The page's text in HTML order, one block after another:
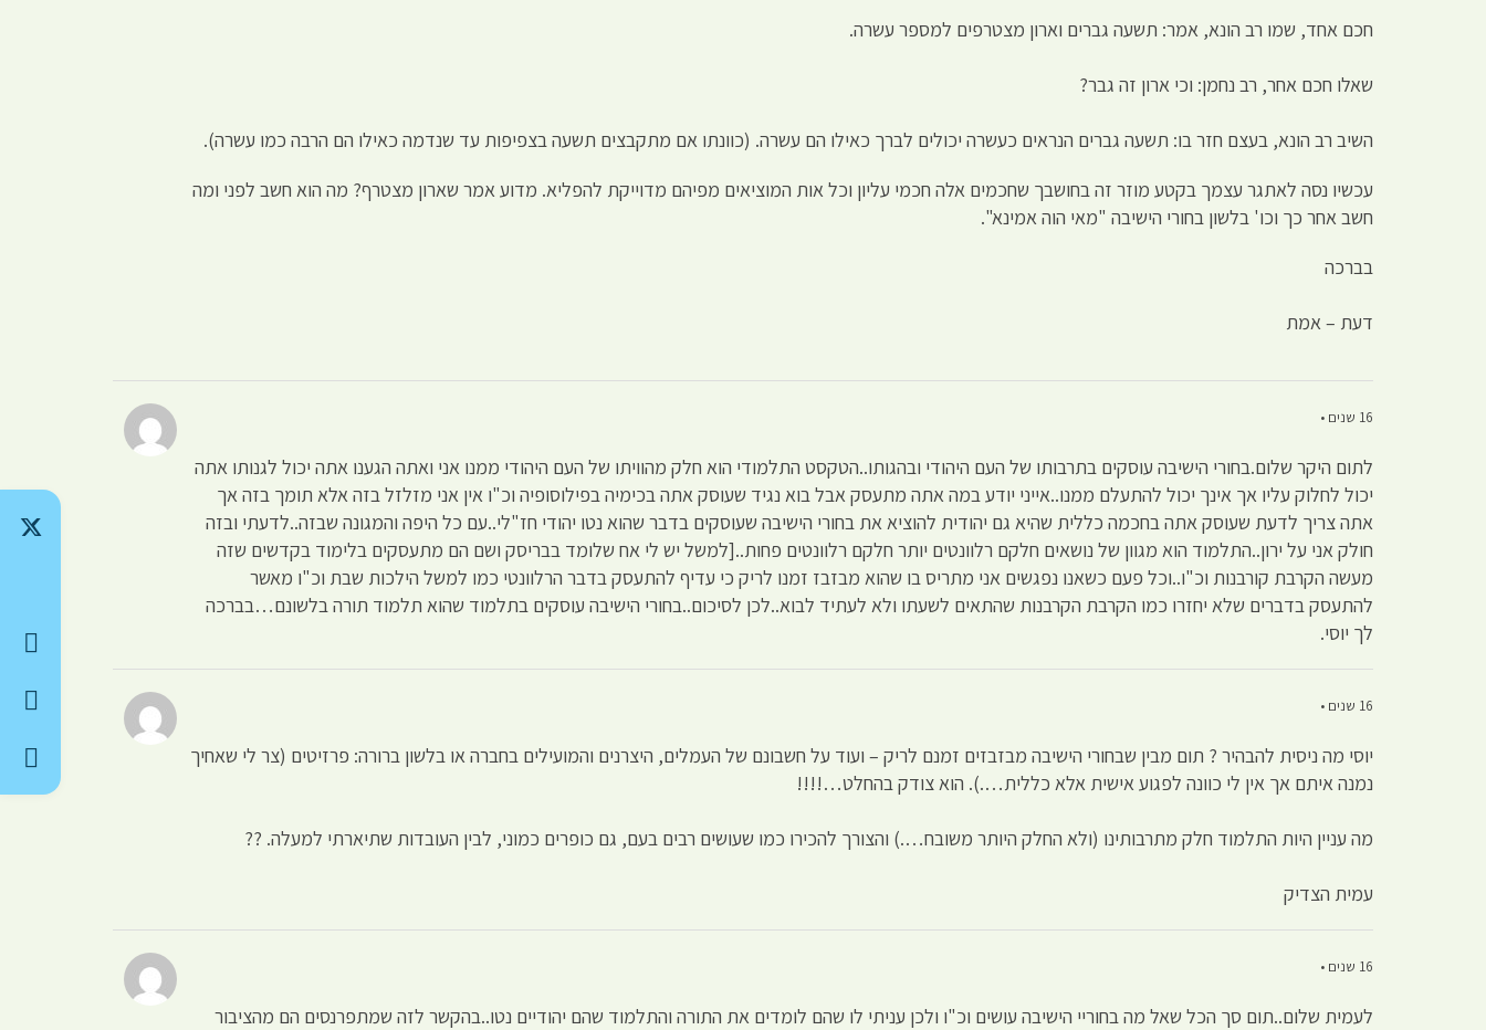
חכם אחד, שמו רב הונא, אמר: תשעה גברים וארון מצטרפים למספר עשרה.
שאלו חכם אחר, רב נחמן: וכי ארון זה גבר?
השיב רב הונא, בעצם חזר בו: תשעה גברים הנראים כעשרה יכולים לברך כאילו הם עשרה. (כוונתו אם מתקבצים תשעה בצפיפות עד שנדמה כאילו הם הרבה כמו עשרה).
עכשיו נסה לאתגר עצמך בקטע מוזר זה בחושבך שחכמים אלה חכמי עליון וכל אות המוציאים מפיהם מדוייקת להפליא. מדוע אמר שארון מצטרף? מה הוא חשב לפני ומה
חשב אחר כך וכו' בלשון בחורי הישיבה "מאי הוה אמינא".
בברכה
דעת – אמת
16 שנים •
לתום היקר שלום.בחורי הישיבה עוסקים בתרבותו של העם היהודי ובהגותו..הטקסט התלמודי הוא חלק מהוויתו של העם היהודי ממנו אני ואתה הגענו אתה יכול לגנותו אתה
יכול לחלוק עליו אך אינך יכול להתעלם ממנו..אייני יודע במה אתה מתעסק אבל בוא נגיד שעוסק אתה בכימיה בפילוסופיה וכ"ו אין אני מזלזל בזה אלא תומך בזה אך
אתה צריך לדעת שעוסק אתה בחכמה כללית שהיא גם יהודית להוציא את בחורי הישיבה שעוסקים בדבר שהוא נטו יהודי חז"לי..עם כל היפה והמגונה שבזה..לדעתי ובזה
חולק אני על ירון..התלמוד הוא מגוון של נושאים חלקם רלוונטים יותר חלקם רלוונטים פחות..[למשל יש לי אח שלומד בבריסק ושם הם מתעסקים בלימוד בקדשים שזה
מעשה הקרבת קורבנות וכ"ו..וכל פעם כשאנו נפגשים אני מתריס בו שהוא מבזבז זמנו לריק כי עדיף להתעסק בדבר הרלוונטי כמו למשל הילכות שבת וכ"ו מאשר
להתעסק בדברים שלא יחזרו כמו הקרבת הקרבנות שהתאים לשעתו ולא לעתיד לבוא..לכן לסיכום..בחורי הישיבה עוסקים בתלמוד שהוא תלמוד תורה בלשונם…בברכה
לך יוסי.
16 שנים •
יוסי מה ניסית להבהיר ? תום מבין שבחורי הישיבה מבזבזים זמנם לריק – ועוד על חשבונם של העמלים, היצרנים והמועילים בחברה או בלשון ברורה: פרזיטים (צר לי שאחיך
נמנה איתם אך אין לי כוונה לפגוע אישית אלא כללית….). הוא צודק בהחלט…!!!!
מה עניין היות התלמוד חלק מתרבותינו (ולא החלק היותר משובח….) והצורך להכירו כמו שעושים רבים בעם, גם כופרים כמוני, לבין העובדות שתיארתי למעלה. ??
עמית הצדיק
16 שנים •
לעמית שלום..תום סך הכל שאל מה בחוריי הישיבה עושים וכ"ו ולכן עניתי לו שהם לומדים את התורה והתלמוד שהם יהודיים נטו..בהקשר לזה שמתפרנסים הם מהציבור